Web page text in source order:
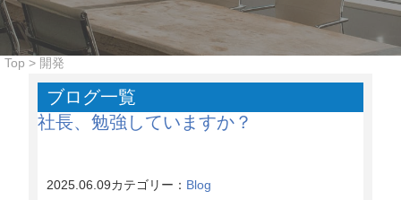
Top > 開発
ブログ一覧
社長、勉強していますか？
2025.06.09カテゴリー： Blog